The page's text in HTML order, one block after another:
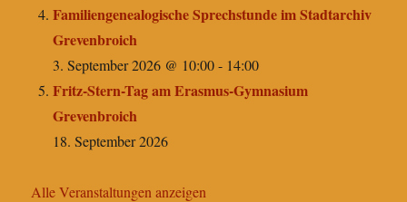
Familiengenealogische Sprechstunde im Stadtarchiv
Grevenbroich
3. September 2026 @ 10:00- 14:00
Fritz-Stern-Tag am Erasmus-Gymnasium
Grevenbroich
18. September 2026
Alle Veranstaltungen anzeigen